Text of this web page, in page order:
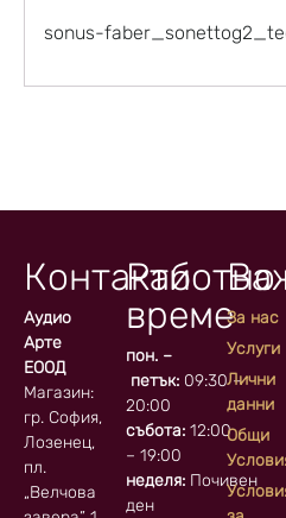
sonus-
Контакти
Аудио
Арте
ЕООД
Магазин:
гр. София, кв.
Лозенец,
пл.
„Велчова
Работно
време
пон. –
петък:09:30 –
20:00
събота:12:00
– 19:00
неделя:Почивен
ден
За нас
Услуги
Лични
данни
Общи